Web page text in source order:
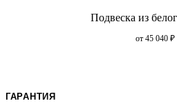
Подвеска из
от 45 040 ₽
ГАРАНТИЯ